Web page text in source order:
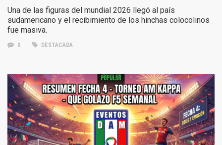
Una de las figuras del mundial 2026 llegó al país
sudamericano y el recibimiento de los hinchas colocolinos
fue masiva.
0 DESTACADA